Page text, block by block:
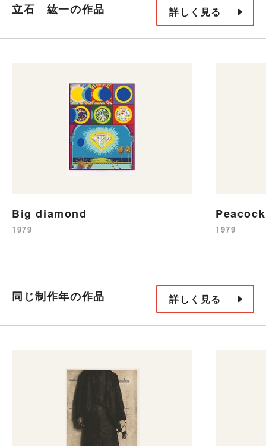
立石 紘一の作品 詳しく見る
Big diamond
1979 1979
同じ制作年の作品 詳しく見る